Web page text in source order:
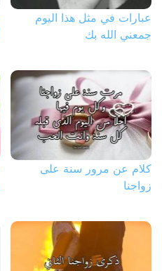
عبارات في مثل هذا اليوم
جمعني الله بك
كلام عن مرور سنة على
زواجنا